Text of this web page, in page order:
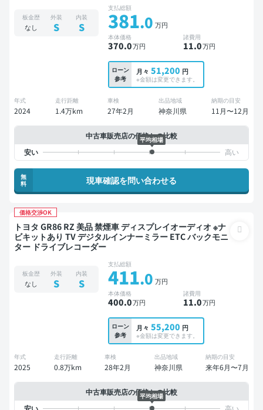
板金歴
なし
外装
S
内装
S
支払総額
381.0 万円
本体価格
370.0万円
諸費用
11.0万円
ローン
参考
月々 51,200 円
※金額は変更できます。
年式
2024
走行距離
1.4万km
車検
27年2月
出品地域
神奈川県
納期の目安
11月〜12月
中古車販売店の価格との比較
平均相場
無
料
現車確認を問い合わせる
価格交渉OK
トヨタ GR86 RZ 美品 禁煙車 ディスプレイオーディオ ※ナ
ビキットあり TV デジタルインナーミラー ETC バックモニ
ター ドライブレコーダー
板金歴
なし
外装
S
内装
S
支払総額
411.0 万円
本体価格
400.0万円
諸費用
11.0万円
ローン
参考
月々 55,200 円
※金額は変更できます。
年式
2025
走行距離
0.8万km
車検
28年2月
出品地域
神奈川県
納期の目安
来年6月〜7月
中古車販売店の価格との比較
平均相場